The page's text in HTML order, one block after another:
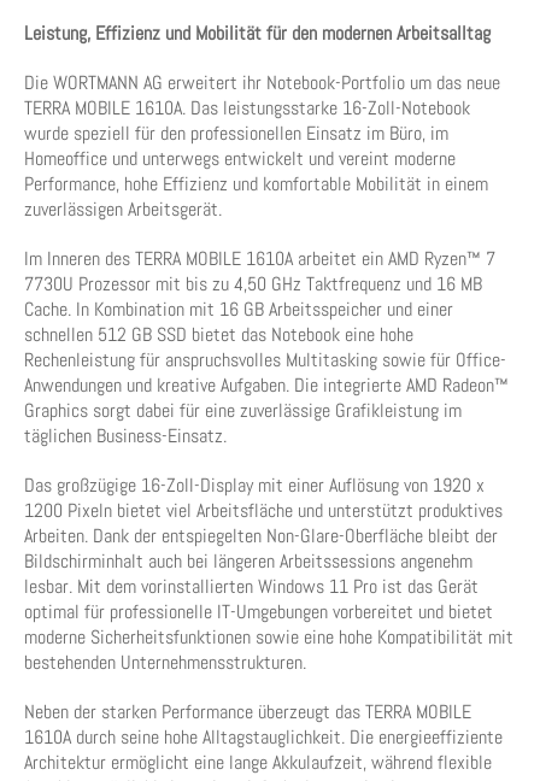
Leistung, Effizienz und Mobilität für den modernen Arbeitsalltag
Die WORTMANN AG erweitert ihr Notebook-Portfolio um das neue
TERRA MOBILE 1610A. Das leistungsstarke 16-Zoll-Notebook
wurde speziell für den professionellen Einsatz im Büro, im
Homeoffice und unterwegs entwickelt und vereint moderne
Performance, hohe Effizienz und komfortable Mobilität in einem
zuverlässigen Arbeitsgerät.
Im Inneren des TERRA MOBILE 1610A arbeitet ein AMD Ryzen™ 7
7730U Prozessor mit bis zu 4,50 GHz Taktfrequenz und 16 MB
Cache. In Kombination mit 16 GB Arbeitsspeicher und einer
schnellen 512 GB SSD bietet das Notebook eine hohe
Rechenleistung für anspruchsvolles Multitasking sowie für Office-
Anwendungen und kreative Aufgaben. Die integrierte AMD Radeon™
Graphics sorgt dabei für eine zuverlässige Grafikleistung im
täglichen Business-Einsatz.
Das großzügige 16-Zoll-Display mit einer Auflösung von 1920 x
1200 Pixeln bietet viel Arbeitsfläche und unterstützt produktives
Arbeiten. Dank der entspiegelten Non-Glare-Oberfläche bleibt der
Bildschirminhalt auch bei längeren Arbeitssessions angenehm
lesbar. Mit dem vorinstallierten Windows 11 Pro ist das Gerät
optimal für professionelle IT-Umgebungen vorbereitet und bietet
moderne Sicherheitsfunktionen sowie eine hohe Kompatibilität mit
bestehenden Unternehmensstrukturen.
Neben der starken Performance überzeugt das TERRA MOBILE
1610A durch seine hohe Alltagstauglichkeit. Die energieeffiziente
Architektur ermöglicht eine lange Akkulaufzeit, während flexible